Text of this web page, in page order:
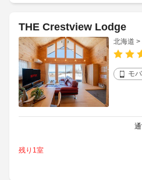
THE Crestview Lodge
北海道 >
モ
残り1室